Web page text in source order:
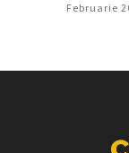
Februarie